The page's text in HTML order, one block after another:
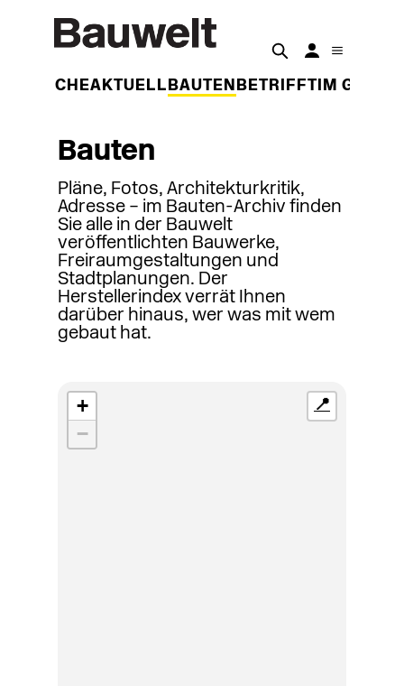
WOCHEAKTUELL BAUTEN BETRIFFT IM
Bauten
Pläne, Fotos, Architekturkritik,
Adresse – im Bauten-Archiv finden
Sie alle in der Bauwelt
veröffentlichten Bauwerke,
Freiraumgestaltungen und
Stadtplanungen. Der
Herstellerindex verrät Ihnen
darüber hinaus, wer was mit wem
gebaut hat.
+
−
📍